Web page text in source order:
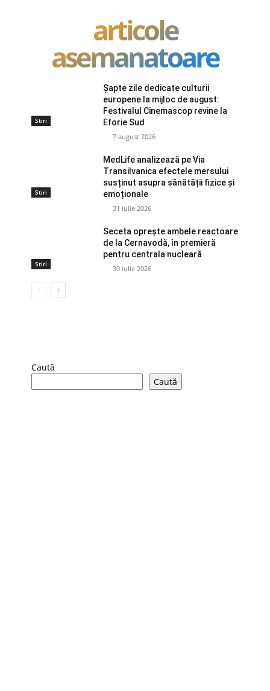
articole
asemanatoare
Stiri
Șapte zile dedicate culturii
europene la mijloc de august:
Festivalul Cinemascop revine la
Eforie Sud
7 august 2026
Stiri
MedLife analizează pe Via
Transilvanica efectele mersului
susținut asupra sănătății fizice și
emoționale
31 iulie 2026
Stiri
Seceta oprește ambele reactoare
de la Cernavodă, în premieră
pentru centrala nucleară
30 iulie 2026
Caută
Caută